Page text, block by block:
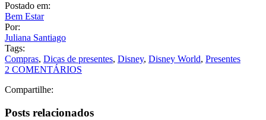
Postado em:
Bem Estar
Por:
Juliana Santiago
Tags:
Compras, Dicas de presentes, Disney, Disney World, Presentes
2 COMENTÁRIOS
Compartilhe:
Posts relacionados